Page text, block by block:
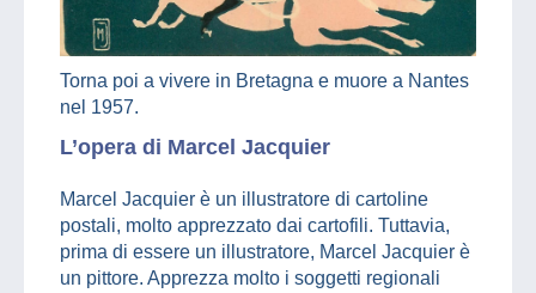
Torna poi a vivere in Bretagna e muore a Nantes
nel 1957.
L’opera di Marcel Jacquier
Marcel Jacquier è un illustratore di cartoline
postali, molto apprezzato dai cartofili. Tuttavia,
prima di essere un illustratore, Marcel Jacquier è
un pittore. Apprezza molto i soggetti regionali